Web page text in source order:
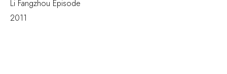
Li Fangzhou Episode
2011